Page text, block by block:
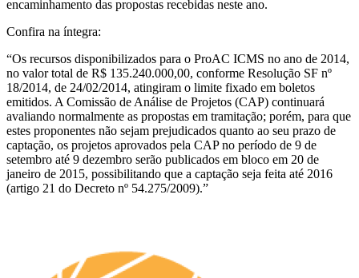
encaminhamento das propostas recebidas neste ano.
Confira na íntegra:
“Os recursos disponibilizados para o ProAC ICMS no ano de 2014,
no valor total de R$ 135.240.000,00, conforme Resolução SF nº
18/2014, de 24/02/2014, atingiram o limite fixado em boletos
emitidos. A Comissão de Análise de Projetos (CAP) continuará
avaliando normalmente as propostas em tramitação; porém, para que
estes proponentes não sejam prejudicados quanto ao seu prazo de
captação, os projetos aprovados pela CAP no período de 9 de
setembro até 9 dezembro serão publicados em bloco em 20 de
janeiro de 2015, possibilitando que a captação seja feita até 2016
(artigo 21 do Decreto nº 54.275/2009).”